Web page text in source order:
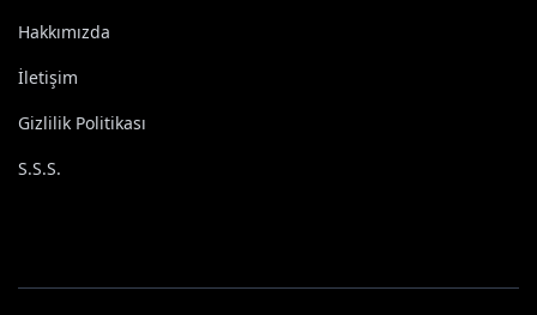
Hakkımızda
İletişim
Gizlilik Politikası
S.S.S.